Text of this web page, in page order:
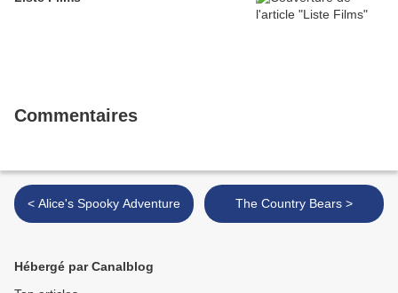
Commentaires
< Alice's Spooky Adventure The Country Bears >
Hébergé par Canalblog